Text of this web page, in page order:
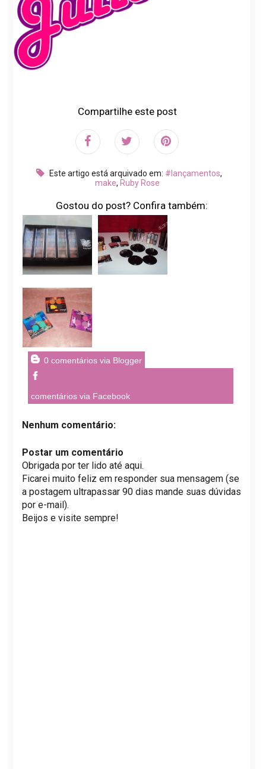
Compartilhe este post
Este artigo está arquivado em: #lançamentos,
make, Ruby Rose
Gostou do post? Confira também:
0 comentários via Blogger
comentários via Facebook
Nenhum comentário:
Postar um comentário
Obrigada por ter lido até aqui.
Ficarei muito feliz em responder sua mensagem (se
a postagem ultrapassar 90 dias mande suas dúvidas
por e-mail).
Beijos e visite sempre!